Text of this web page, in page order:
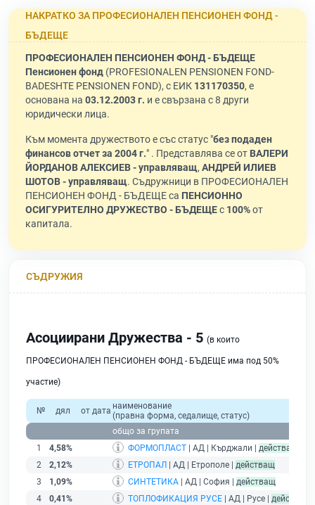
НАКРАТКО ЗА ПРОФЕСИОНАЛЕН ПЕНСИОНЕН ФОНД -
БЪДЕЩЕ
ПРОФЕСИОНАЛЕН ПЕНСИОНЕН ФОНД - БЪДЕЩЕ
Пенсионен фонд (PROFESIONALEN PENSIONEN FOND-
BADESHTE PENSIONEN FOND), с ЕИК 131170350, е
основана на 03.12.2003 г. и е свързана с 8 други
юридически лица.
Към момента дружеството е със статус "без подаден
финансов отчет за 2004 г." . Представлява се от ВАЛЕРИ
ЙОРДАНОВ АЛЕКСИЕВ - управляващ, АНДРЕЙ ИЛИЕВ
ШОТОВ - управляващ. Съдружници в ПРОФЕСИОНАЛЕН
ПЕНСИОНЕН ФОНД - БЪДЕЩЕ са ПЕНСИОННО
ОСИГУРИТЕЛНО ДРУЖЕСТВО - БЪДЕЩЕс 100%от
капитала.
СЪДРУЖИЯ
Асоциирани Дружества - 5 (в които
ПРОФЕСИОНАЛЕН ПЕНСИОНЕН ФОНД - БЪДЕЩЕ има под 50%
участие)
№ дял от дата наименование
(правна форма, седалище, статус)
общо за групата
1
4,58% ФОРМОПЛАСТ | АД | Кърджали | действащ
2
2,12% ЕТРОПАЛ | АД | Етрополе | действащ
3
1,09% СИНТЕТИКА | АД | София | действащ
4
0,41% ТОПЛОФИКАЦИЯ РУСЕ | АД | Русе | действащ